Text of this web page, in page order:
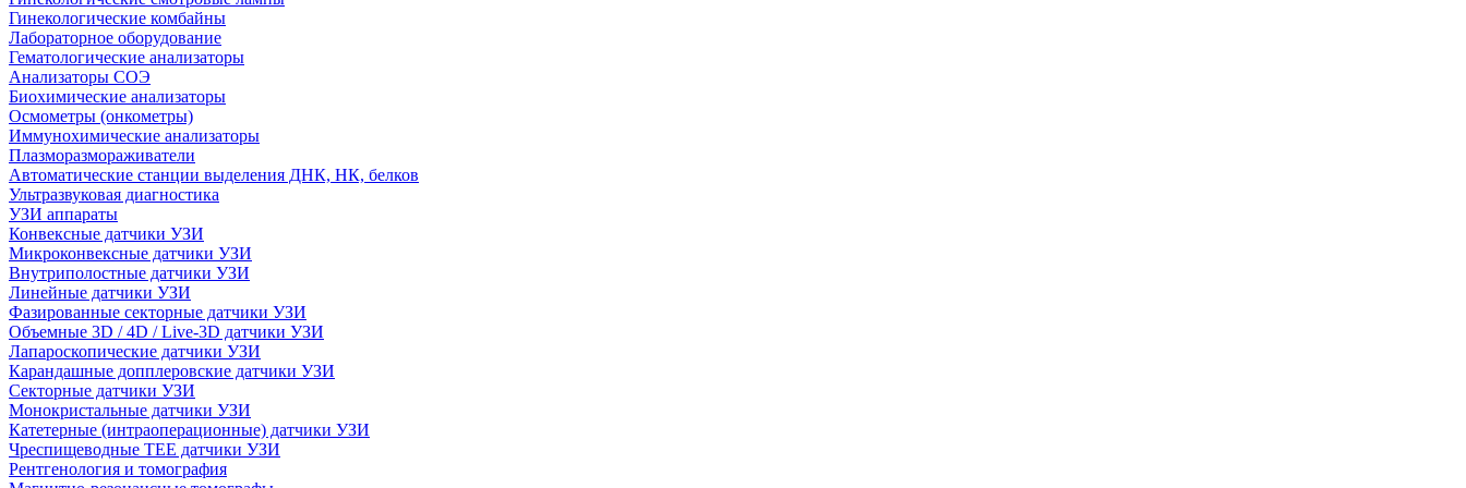
Гинекологические комбайны
Лабораторное оборудование
Гематологические анализаторы
Анализаторы СОЭ
Биохимические анализаторы
Осмометры (онкометры)
Иммунохимические анализаторы
Плазморазмораживатели
Автоматические станции выделения ДНК, НК, белков
Ультразвуковая диагностика
УЗИ аппараты
Конвексные датчики УЗИ
Микроконвексные датчики УЗИ
Внутриполостные датчики УЗИ
Линейные датчики УЗИ
Фазированные секторные датчики УЗИ
Объемные 3D / 4D / Live-3D датчики УЗИ
Лапароскопические датчики УЗИ
Карандашные допплеровские датчики УЗИ
Секторные датчики УЗИ
Монокристальные датчики УЗИ
Катетерные (интраоперационные) датчики УЗИ
Чреспищеводные TEE датчики УЗИ
Рентгенология и томография